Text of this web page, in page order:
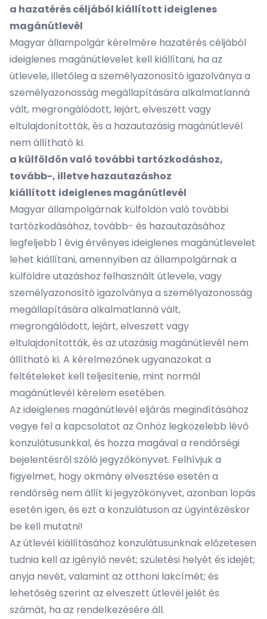
a hazatérés céljából kiállított ideiglenes
magánútlevél
Magyar állampolgár kérelmére hazatérés céljából
ideiglenes magánútlevelet kell kiállítani, ha az
útlevele, illetőleg a személyazonosító igazolványa a
személyazonosság megállapítására alkalmatlanná
vált, megrongálódott, lejárt, elveszett vagy
eltulajdonították, és a hazautazásig magánútlevél
nem állítható ki.
a külföldön való további tartózkodáshoz,
tovább-, illetve hazautazáshoz
kiállított ideiglenes magánútlevél
Magyar állampolgárnak külföldön való további
tartózkodásához, tovább- és hazautazásához
legfeljebb 1 évig érvényes ideiglenes magánútlevelet
lehet kiállítani, amennyiben az állampolgárnak a
külföldre utazáshoz felhasznált útlevele, vagy
személyazonosító igazolványa a személyazonosság
megállapítására alkalmatlanná vált,
megrongálódott, lejárt, elveszett vagy
eltulajdonították, és az utazásig magánútlevél nem
állítható ki. A kérelmezőnek ugyanazokat a
feltételeket kell teljesítenie, mint normál
magánútlevél kérelem esetében.
Az ideiglenes magánútlevél eljárás megindításához
vegye fel a kapcsolatot az Önhöz legközelebb lévő
konzulátusunkkal, és hozza magával a rendőrségi
bejelentésről szóló jegyzőkönyvet. Felhívjuk a
figyelmet, hogy okmány elvesztése esetén a
rendőrség nem állít ki jegyzőkönyvet, azonban lopás
esetén igen, és ezt a konzulátuson az ügyintézéskor
be kell mutatni!
Az útlevél kiállításához konzulátusunknak előzetesen
tudnia kell az igénylő nevét; születési helyét és idejét;
anyja nevét, valamint az otthoni lakcímét; és
lehetőség szerint az elveszett útlevél jelét és
számát, ha az rendelkezésére áll.